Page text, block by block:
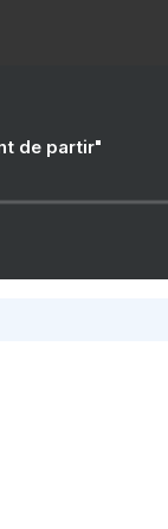
de partir"